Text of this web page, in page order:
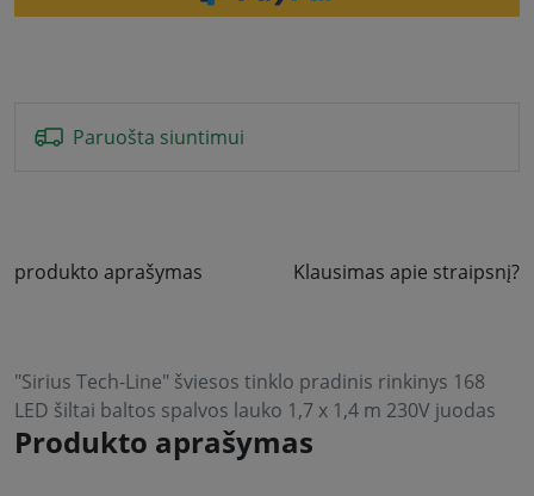
Paruošta siuntimui
produkto aprašymas Klausimas apie straipsnį?
"Sirius Tech-Line" šviesos tinklo pradinis rinkinys 168
LED šiltai baltos spalvos lauko 1,7 x 1,4 m 230V juodas
Produkto aprašymas